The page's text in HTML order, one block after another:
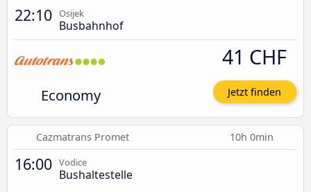
22:10 Osijek
Busbahnhof
Economy
41 CHF
Jetzt finden
Cazmatrans Promet 10h 0min
16:00 Vodice
Bushaltestelle